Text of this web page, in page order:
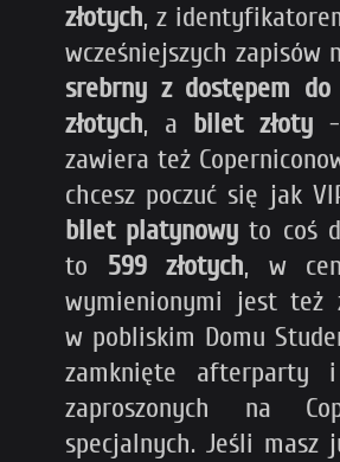
złotych, z
wcześniejszych zapisów
srebrny z dostępem do
złotych, a bilet złoty -
zawiera też
chcesz poczuć się jak
bilet platynowy to coś
to 599 złotych, w
wymienionymi jest też
w pobliskim Domu
zamknięte afterparty
zaproszonych na
specjalnych. Jeśli masz